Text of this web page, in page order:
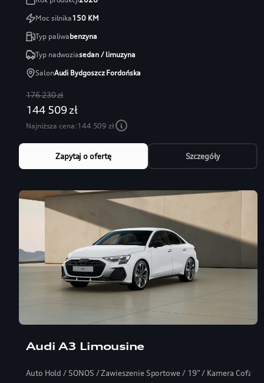
Moc silnika150KM
Typ paliwabenzyna
Typ nadwoziasedan / limuzyna
SalonAudi Bydgoszcz Fordońska
176 230 zł
144 509 zł
Najniższa cena:144 509 zł
Zapytaj o ofertę Szczegóły
Audi A3 Limousine
Auto Hold / SONOS / Zawieszenie Sportowe / 19” / Kamera Cofania